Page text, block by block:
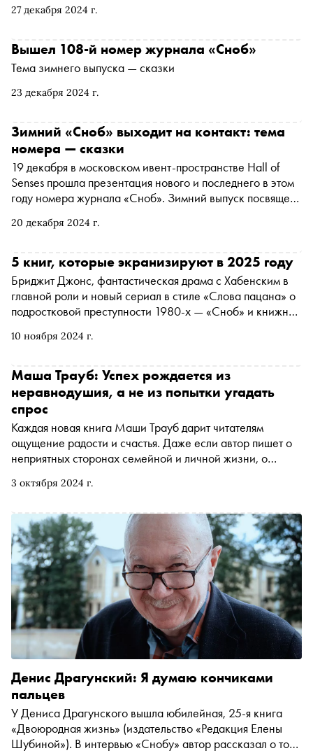
27 декабря 2024 г.
представителей культуры, бизнеса и членов клуба
головном мозге и искусственном интеллекте, пробовали
вино, исследовали дороги и даже разукрасили
небольшой холодильник. Вспоминаем самые яркие
мероприятия 2024 года
23 декабря 2024 г.
Вышел 108-й номер журнала «Сноб»
Тема зимнего выпуска — сказки
20 декабря 2024 г.
Зимний «Сноб» выходит на контакт: тема
номера — сказки
19 декабря в московском ивент-пространстве Hall of
Senses прошла презентация нового и последнего в этом
году номера журнала «Сноб». Зимний выпуск посвящен
10 ноября 2024 г.
5 книг, которые экранизируют в 2025 году
Бриджит Джонс, фантастическая драма с Хабенским в
главной роли и новый сериал в стиле «Слова пацана» о
подростковой преступности 1980-х — «Сноб» и книжный
будут экранизированы в следующем году
3 октября 2024 г.
Маша Трауб: Успех рождается из
неравнодушия, а не из попытки угадать
спрос
Каждая новая книга Маши Трауб дарит читателям
ощущение радости и счастья. Даже если автор пишет о
неприятных сторонах семейной и личной жизни, о
книги остается послевкусие «все наладится» и «не такое
новой книге, воспитании детей и том, как написать
сказку, где танцуют макароны и котлеты
Денис Драгунский: Я думаю кончиками
пальцев
У Дениса Драгунского вышла юбилейная, 25-я книга
«Двоюродная жизнь» (издательство «Редакция Елены
Шубиной»). В интервью «Снобу» автор рассказал о том,